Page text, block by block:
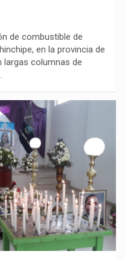
de combustible de
en la provincia de
largas columnas de